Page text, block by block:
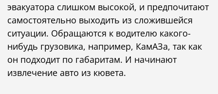
эвакуатора слишком высокой, и предпочитают
самостоятельно выходить из сложившейся
ситуации. Обращаются к водителю какого-
нибудь грузовика, например, КамАЗа, так как
он подходит по габаритам. И начинают
извлечение авто из кювета.